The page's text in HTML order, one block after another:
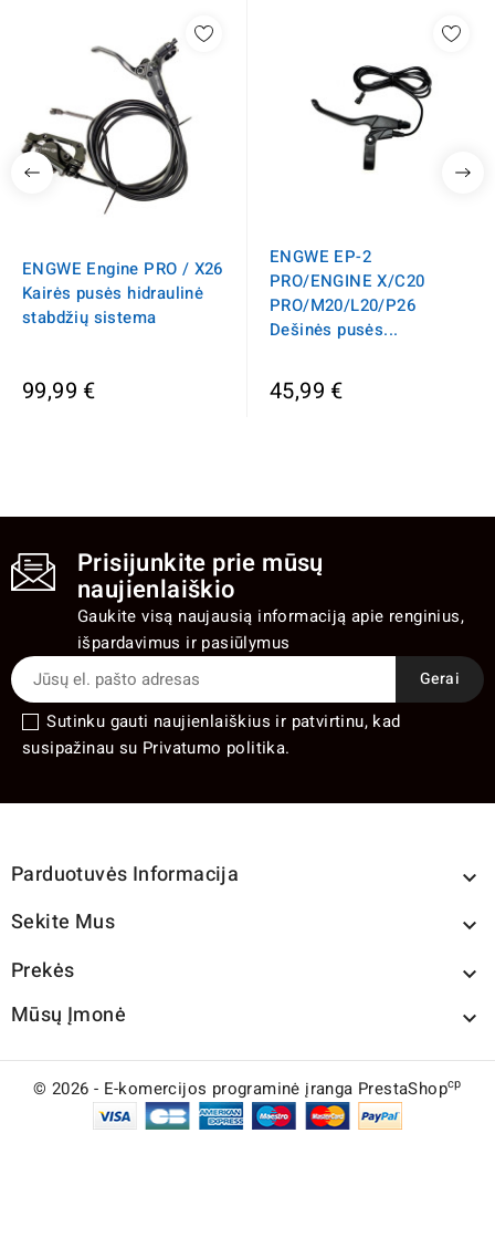
ENGWE Engine PRO / X26
Kairės pusės hidraulinė
stabdžių sistema
99,99 €
ENGWE EP-2
PRO/ENGINE X/C20
PRO/M20/L20/P26
Dešinės pusės...
45,99 €
Prisijunkite prie mūsų
naujienlaiškio
Gaukite visą naujausią informaciją apie renginius,
išpardavimus ir pasiūlymus
Sutinku gauti naujienlaiškius ir patvirtinu, kad
susipažinau su Privatumo politika.
Parduotuvės Informacija 
Sekite Mus 
Prekės 
Mūsų Įmonė 
© 2026 - E-komercijos programinė įranga PrestaShopcp